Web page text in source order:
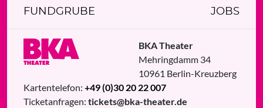
FUNDGRUBE JOBS
BKA Theater
Mehringdamm 34
10961 Berlin-Kreuzberg
Kartentelefon: +49 (0)30 20 22 007
Ticketanfragen: tickets@bka-theater.de